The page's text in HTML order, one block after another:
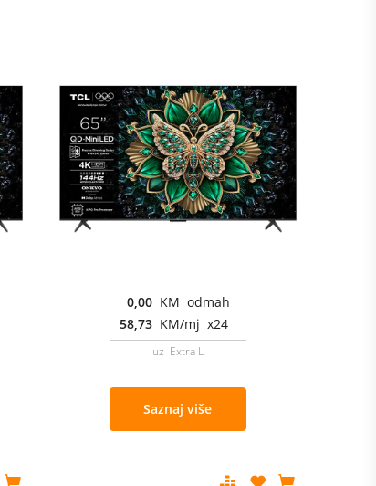
0,00 KM odmah
58,73 KM/mj x24
uz Extra L
Saznaj više